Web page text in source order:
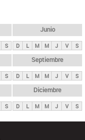
S
Junio
D L M M J V S
S
Septiembre
D L M M J V S
S
Diciembre
D L M M J V S